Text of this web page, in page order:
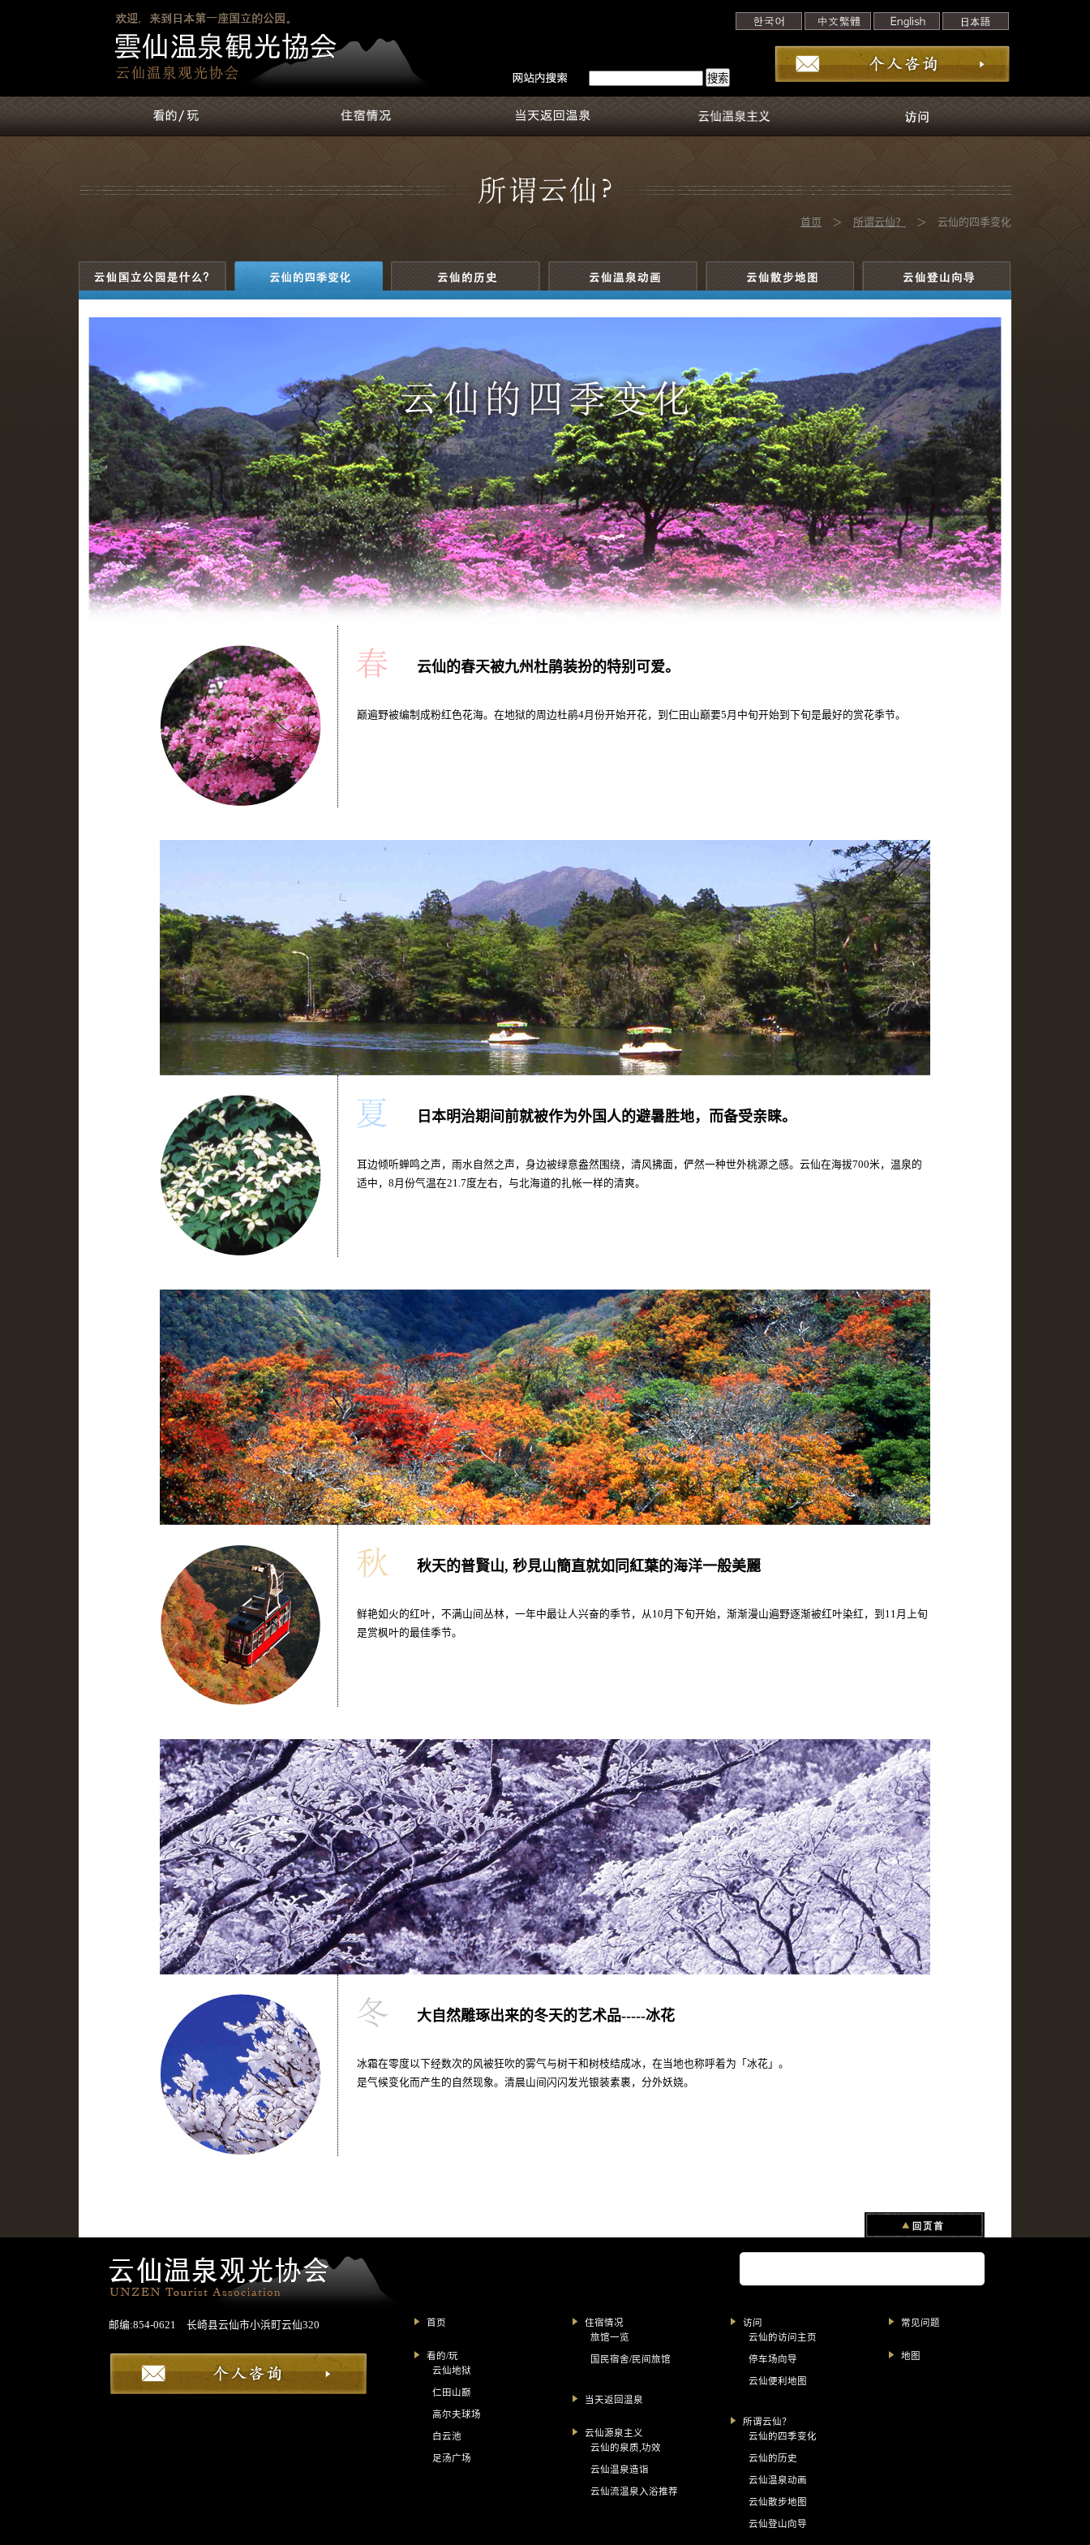
首页 ＞ 所谓云仙？ ＞ 云仙的四季变化
云仙的春天被九州杜鹃装扮的特别可爱。
巅遍野被编制成粉红色花海。在地狱的周边杜鹃4月份开始开花，到仁田山巅要5月中旬开始到下旬是最好的赏花季节。
日本明治期间前就被作为外国人的避暑胜地，而备受亲睐。
耳边倾听蝉鸣之声，雨水自然之声，身边被绿意盎然围绕，清风拂面，俨然一种世外桃源之感。云仙在海拔700米，温泉的
适中，8月份气温在21.7度左右，与北海道的扎帐一样的清爽。
秋天的普賢山, 秒見山簡直就如同紅葉的海洋一般美麗
鲜艳如火的红叶，不满山间丛林，一年中最让人兴奋的季节，从10月下旬开始，渐渐漫山遍野逐渐被红叶染红，到11月上旬
是赏枫叶的最佳季节。
大自然雕琢出来的冬天的艺术品-----冰花
冰霜在零度以下经数次的风被狂吹的雾气与树干和树枝结成冰，在当地也称呼着为「冰花」。
是气候变化而产生的自然现象。清晨山间闪闪发光银装素裹，分外妖娆。
邮编:854-0621 长崎县云仙市小浜町云仙320 首页
看的/玩
云仙地狱
仁田山巅
高尔夫球场
白云池
足汤广场
住宿情况
旅馆一览
国民宿舍/民间旅馆
当天返回温泉
云仙源泉主义
云仙的泉质,功效
云仙温泉造诣
云仙流温泉入浴推荐
访问
云仙的访问主页
停车场向导
云仙便利地图
所谓云仙？
云仙的四季变化
云仙的历史
云仙温泉动画
云仙散步地图
云仙登山向导
常见问题
地图